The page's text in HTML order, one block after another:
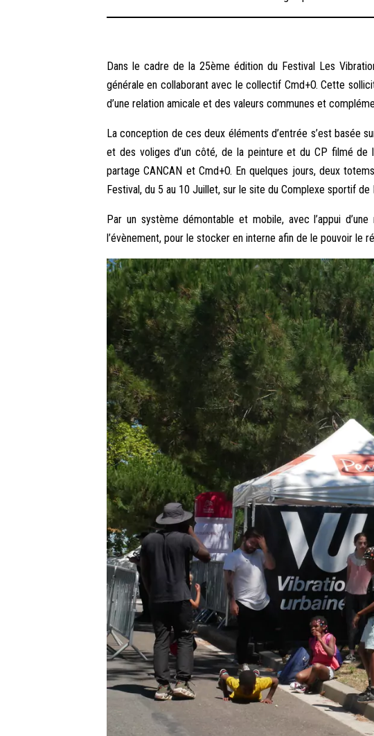
Dans le cadre de la 25ème édition du Festival Les
générale en collaborant avec le collectif Cmd+O. Cette
d’une relation amicale et des valeurs communes et
La conception de ces deux éléments d’entrée s’est basée
et des voliges d’un côté, de la peinture et du CP filmé de
partage CANCAN et Cmd+O. En quelques jours, deux
Festival, du 5 au 10 Juillet, sur le site du Complexe sportif de
Par un système démontable et mobile, avec l’appui
l’évènement, pour le stocker en interne afin de le pouvoir le